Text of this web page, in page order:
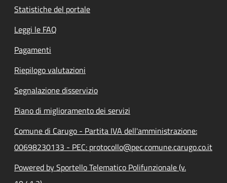
Statistiche del portale
Leggi le FAQ
Pagamenti
Riepilogo valutazioni
Segnalazione disservizio
Piano di miglioramento dei servizi
Comune di Carugo - Partita IVA dell'amministrazione:
00698230133 - PEC: protocollo@pec.comune.carugo.co.it
Powered by Sportello Telematico Polifunzionale (v.